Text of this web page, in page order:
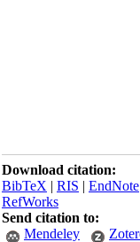
Download citation:
BibTeX|RIS|
RefWorks
Send citation to:
Mendeley